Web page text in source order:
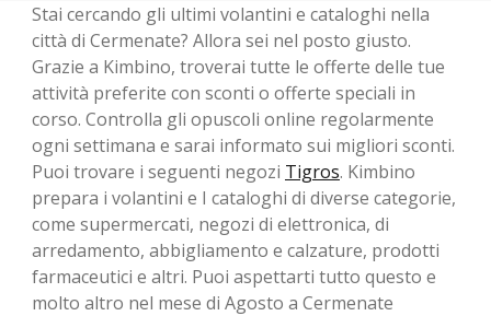
Stai cercando gli ultimi volantini e cataloghi nella
città di Cermenate? Allora sei nel posto giusto.
Grazie a Kimbino, troverai tutte le offerte delle tue
attività preferite con sconti o offerte speciali in
corso. Controlla gli opuscoli online regolarmente
ogni settimana e sarai informato sui migliori sconti.
Puoi trovare i seguenti negozi Tigros. Kimbino
prepara i volantini e I cataloghi di diverse categorie,
come supermercati, negozi di elettronica, di
arredamento, abbigliamento e calzature, prodotti
farmaceutici e altri. Puoi aspettarti tutto questo e
molto altro nel mese di Agosto a Cermenate